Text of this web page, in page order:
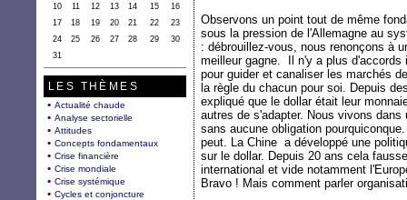
Observons un point tout de même
sous la pression de l'Allemagne au
: débrouillez-vous, nous renonçons à
meilleur gagne. Il n'y a plus d'accords
pour guider et canaliser les marchés
la règle du chacun pour soi. Depuis
expliqué que le dollar était leur
autres de s'adapter. Nous vivons
sans aucune obligation
peut. La Chine a développé une
sur le dollar. Depuis 20 ans cela
international et vide notamment
Bravo ! Mais comment parler
10
11 12 13 14 15
16
17
18 19 20 21 22
23
24
25 26 27 28 29
30
31
LES THÈMES
Actualité chaude
Analyse sectorielle
Attitudes
Concepts fondamentaux
Crise financière
Crise mondiale
Crise systémique
Cycles et conjoncture